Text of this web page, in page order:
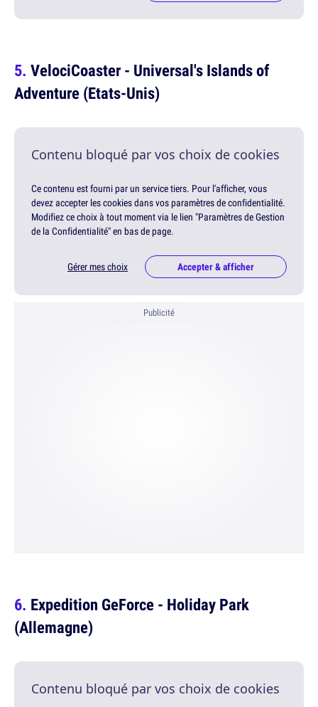
VelociCoaster - Universal's Islands of
Adventure (Etats-Unis)
Contenu bloqué par vos choix de cookies
Ce contenu est fourni par un service tiers. Pour l'afficher, vous
devez accepter les cookies dans vos paramètres de confidentialité.
Modifiez ce choix à tout moment via le lien "Paramètres de Gestion
de la Confidentialité" en bas de page.
Gérer mes choix Accepter & afficher
Publicité
Expedition GeForce - Holiday Park
(Allemagne)
Contenu bloqué par vos choix de cookies